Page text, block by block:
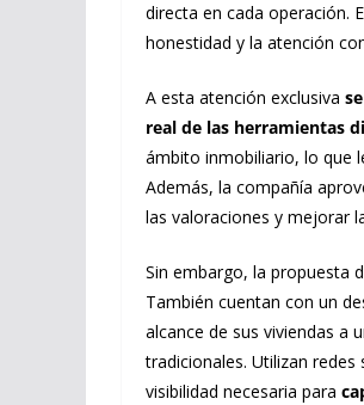
directa en cada operación.
honestidad y la atención
A esta atención exclusiva
real de las herramientas
ámbito inmobiliario, lo que
Además, la compañía
las valoraciones y mejorar
Sin embargo, la propuesta
También cuentan con un
alcance de sus viviendas a
tradicionales. Utilizan
visibilidad necesaria para